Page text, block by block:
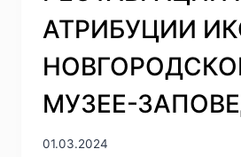
ЯЦИШИНА.
ЧЕРНИЛ:
К
ВОПРОСУ
АТРИБУЦИИ
МУЗЕЕ-
01.03.2024